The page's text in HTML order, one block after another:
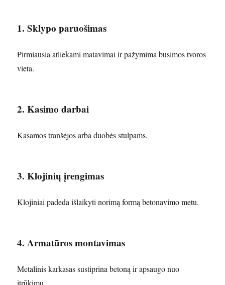
1. Sklypo paruošimas
Pirmiausia atliekami matavimai ir pažymima būsimos tvoros
vieta.
2. Kasimo darbai
Kasamos tranšėjos arba duobės stulpams.
3. Klojinių įrengimas
Klojiniai padeda išlaikyti norimą formą betonavimo metu.
4. Armatūros montavimas
Metalinis karkasas sustiprina betoną ir apsaugo nuo
įtrūkimų.